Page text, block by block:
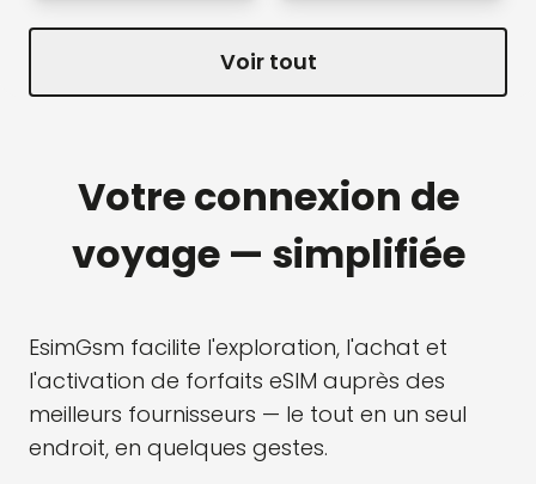
Voir tout
Votre connexion de
voyage — simplifiée
EsimGsm facilite l'exploration, l'achat et
l'activation de forfaits eSIM auprès des
meilleurs fournisseurs — le tout en un seul
endroit, en quelques gestes.